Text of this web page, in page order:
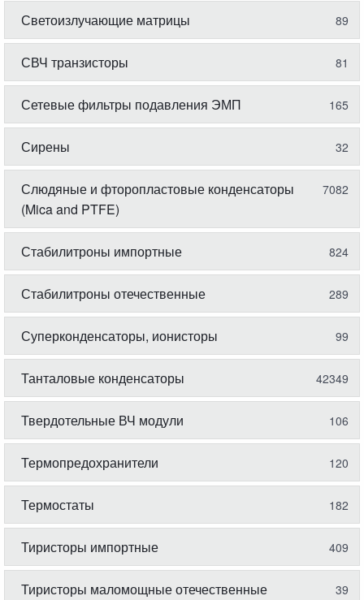
Светоизлучающие матрицы 89
СВЧ транзисторы 81
Сетевые фильтры подавления ЭМП 165
Сирены 32
Слюдяные и фторопластовые конденсаторы
(Mica and PTFE)
7082
Стабилитроны импортные 824
Стабилитроны отечественные 289
Суперконденсаторы, ионисторы 99
Танталовые конденсаторы 42349
Твердотельные ВЧ модули 106
Термопредохранители 120
Термостаты 182
Тиристоры импортные 409
Тиристоры маломощные отечественные 39